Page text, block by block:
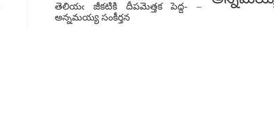
తెలియఁ జీకటికి దీపమెత్తక పెద్ద- –
అన్నమయ్య సంకీర్తన